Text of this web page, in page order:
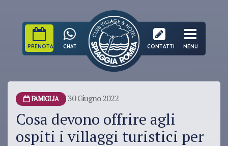
PRENOTA CHAT CONTATTI MENU
FAMIGLIA 30 Giugno 2022
Cosa devono offrire agli
ospiti i villaggi turistici per